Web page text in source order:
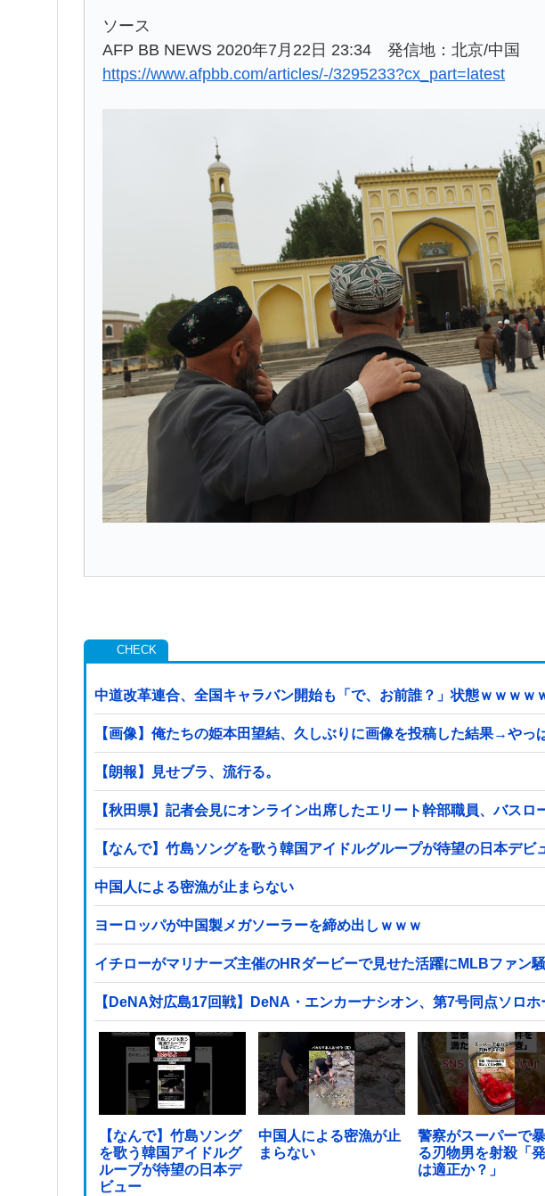
ソース
AFP BB NEWS 2020年7月22日 23:34 発信地：北京/中国
https://www.afpbb.com/articles/-/3295233?cx_part=latest
中道改革連合、全国キャラバン開始も「で、お前誰？」状態ｗｗｗｗ
【画像】俺たちの姫本田望結、久しぶりに画像を投稿した結果→やっ
【朗報】見せブラ、流行る。
【秋田県】記者会見にオンライン出席したエリート幹部職員、バス
【なんで】竹島ソングを歌う韓国アイドルグループが待望の日本デビ
中国人による密漁が止まらない
ヨーロッパが中国製メガソーラーを締め出しｗｗｗ
イチローがマリナーズ主催のHRダービーで見せた活躍にMLBファン
【DeNA対広島17回戦】DeNA・エンカーナシオン、第7号同点ソロ
【なんで】竹島ソング
を歌う韓国アイドルグ
ループが待望の日本デ
ビュー
中国人による密漁が止
まらない
警察がスーパーで
る刃物男を射殺「
は適正か？」